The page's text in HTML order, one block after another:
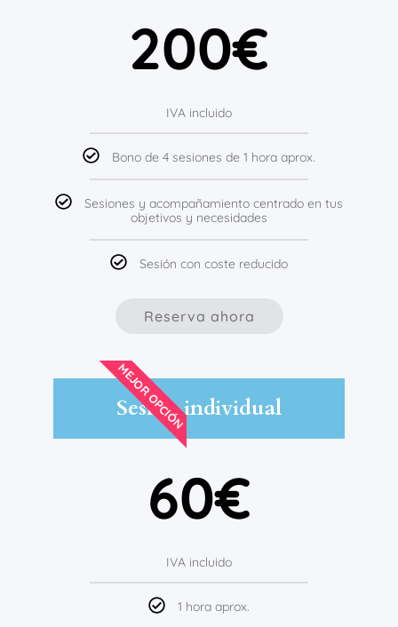
200€
IVA incluido
Bono de 4 sesiones de 1 hora aprox.
Sesiones y acompañamiento centrado en tus
objetivos y necesidades
Sesión con coste reducido
Reserva ahora
MEJOR OPCIÓN
Sesión individual
60€
IVA incluido
1 hora aprox.